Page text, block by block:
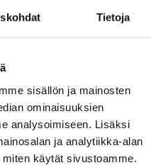
Tietoja
sisällön ja mainosten
ominaisuuksien
analysoimiseen. Lisäksi
ja analytiikka-alan
käytät sivustoamme.
kanssa.
ketjutuksen kiellon
laajaan
on vaadittava